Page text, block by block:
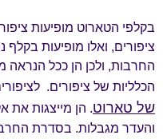
בקלפי הטארוט מופיעות
ציפורים, ואלו מופיעות
החרבות, ולכן הן ככל
הכלליות של ציפורים.
של טארוט. הן מייצגות את
והעדר מגבלות. בסדרת